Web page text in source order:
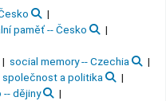
paměť -- Česko
social memory -- Czechia
společnost a politika
-- dějiny